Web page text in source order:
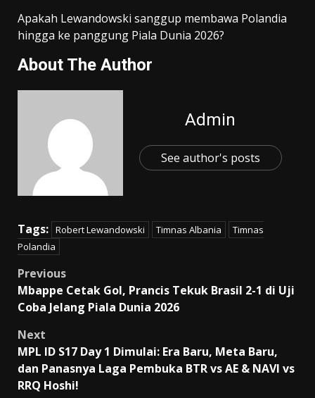
Apakah Lewandowski sanggup membawa Polandia
hingga ke panggung Piala Dunia 2026?
About The Author
Admin
See author's posts
Tags: Robert Lewandowski Timnas Albania
Timnas
Polandia
Post
navigation
Previous
Mbappe Cetak Gol, Prancis Tekuk Brasil 2-1 di Uji
Coba Jelang Piala Dunia 2026
Next
MPL ID S17 Day 1 Dimulai: Era Baru, Meta Baru,
dan Panasnya Laga Pembuka BTR vs AE & NAVI vs
RRQ Hoshi!